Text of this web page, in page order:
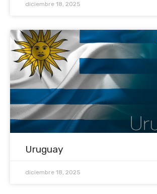
diciembre 18, 2025
Uruguay
diciembre 18, 2025